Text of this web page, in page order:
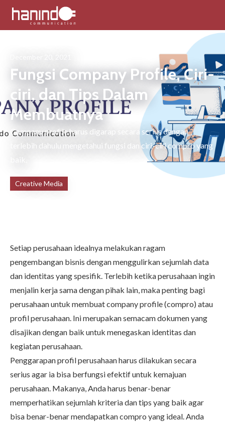
Fungsi Company Profile, Ciri-
ciri, dan Tips Dalam
Membuatnya
Company profile harus digarap secara serius dengan
terlebih dahulu mengetahui fungsi dan ciri-ciri compro yang
Creative Media
Setiap perusahaan idealnya melakukan ragam
pengembangan bisnis dengan menggulirkan sejumlah data
dan identitas yang spesifik. Terlebih ketika perusahaan ingin
menjalin kerja sama dengan pihak lain, maka penting bagi
perusahaan untuk membuat company profile (compro) atau
profil perusahaan. Ini merupakan semacam dokumen yang
disajikan dengan baik untuk menegaskan identitas dan
kegiatan perusahaan.
Penggarapan profil perusahaan harus dilakukan secara
serius agar ia bisa berfungsi efektif untuk kemajuan
perusahaan. Makanya, Anda harus benar-benar
memperhatikan sejumlah kriteria dan tips yang baik agar
bisa benar-benar mendapatkan compro yang ideal. Anda